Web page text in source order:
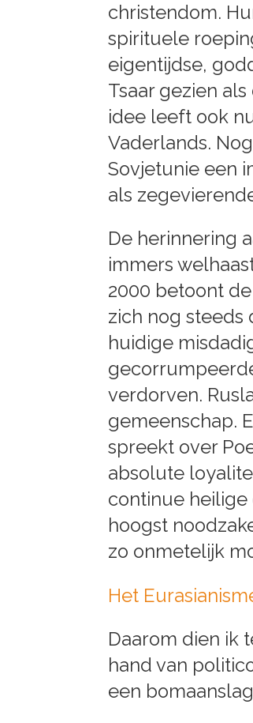
christendom.
spirituele
eigentijdse,
Tsaar gezien
idee leeft ook
Vaderlands.
Sovjetunie een
als
De herinnering
immers
2000 betoont
zich nog steeds
huidige
verdorven.
gemeenschap.
spreekt over
absolute
continue
hoogst
zo onmetelijk
Het
Daarom dien ik
hand van
een